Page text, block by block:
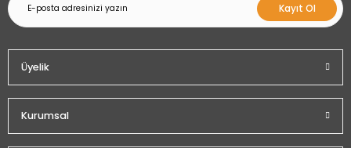
Kayıt Ol
Üyelik
Kurumsal